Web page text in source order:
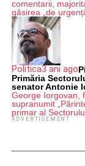
comentarii,
găsirea „de
Politica3 ani ago
Primăria
senator Antonie
George Iorgovan,
supranumit
primar al
ADVERTISEMENT